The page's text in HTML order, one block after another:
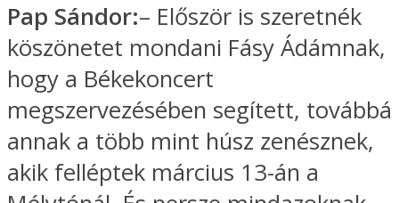
Pap Sándor:– Először is szeretnék
köszönetet mondani Fásy Ádámnak,
hogy a Békekoncert
megszervezésében segített, továbbá
annak a több mint húsz zenésznek,
akik felléptek március 13-án a